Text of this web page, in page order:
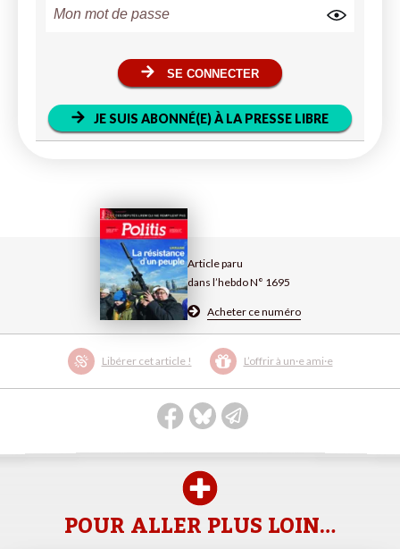
Article paru
dans l’hebdo N° 1695
Acheter ce numéro
Libérer cet article ! L’offrir à un·e ami·e
SE CONNECTER
JE SUIS ABONNÉ(E) À LA PRESSE LIBRE
POUR ALLER PLUS LOIN…